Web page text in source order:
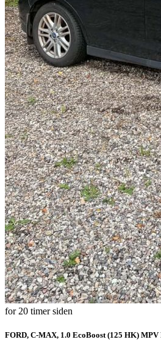
for 20 timer siden
FORD, C-MAX, 1.0 EcoBoost (125 HK)